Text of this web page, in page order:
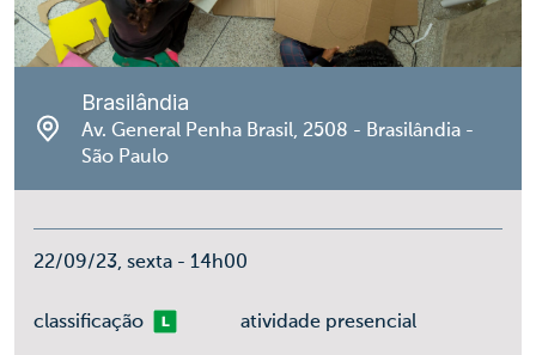
Brasilândia
Av. General Penha Brasil, 2508 - Brasilândia -
São Paulo
22/09/23, sexta - 14h00
classificaçãoLivre atividade presencial